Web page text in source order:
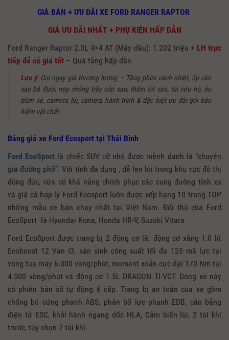
GIÁ BÁN + ƯU ĐÃI XE FORD RANGER RAPTOR
GIÁ ƯU ĐÃI NHẤT + PHỤ KIỆN HẤP DẪN
Ford Ranger Raptor 2.0L 4×4 AT (Máy dầu): 1.202 triệu + LH trực
tiếp để có giá tốt – Quà tặng hấp dẫn
Lưu ý:Gọi ngay giá thương lượng – Tặng phim cách nhiệt, ốp càn
sau bô đuôi, nẹp chống trầy cốp sau, thảm lót sàn, túi cứu hộ, áo
trùm xe, camera lùi, camera hành trình & đặc biệt ưu đãi gói bảo
hiểm vật chất
Bảng giá xe Ford Ecosport tại Thái Bình
Ford EcoSport là chiếc SUV cỡ nhỏ được mệnh danh là “chuyên
gia đường phố”. Với tính đa dụng , dễ len lỏi trong khu vực đô thị
đông đúc, vừa có khả năng chinh phục các cung đường tỉnh xa
và giá cả hợp lý Ford Ecosport luôn được xếp hạng 10 trong TOP
những mẫu xe bán chạy nhất tại Việt Nam. Đối thủ của Ford
EcoSport là Hyundai Kona, Honda HR-V, Suzuki Vitara.
Ford EcoSport được trang bị 2 động cơ là: động cơ xăng 1.0 lít
Ecoboost 12 Van I3, sản sinh công suất tối đa 125 mã lực tại
vòng tua máy 6.000 vòng/phút, moment xoắn cực đại 170 Nm tại
4.500 vòng/phút và động cơ 1.5L DRAGON TI-VCT. Dòng xe này
có phiên bản số tự động 6 cấp. Trang bị an toàn của xe gồm
chống bó cứng phanh ABS, phân bổ lực phanh EDB, cân bằng
điện tử ESC, khởi hành ngang dốc HLA, Cảm biến lùi, 2 túi khí
trước, tùy chọn 7 túi khí.